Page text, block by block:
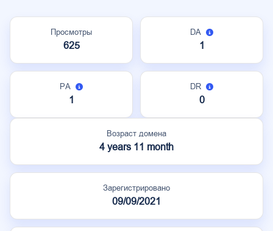
Просмотры
625
DA
1
PA
1
DR
0
Возраст домена
4 years 11 month
Зарегистрировано
09/09/2021